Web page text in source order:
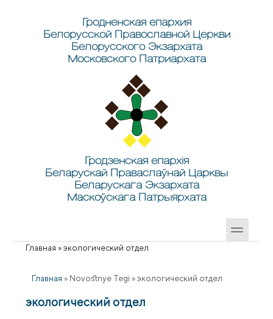
Гродненская епархия
Белорусской Православной Церкви
Белорусского Экзархата
Московского Патриархата
Гродзенская епархія
Беларускай Праваслаўнай Царквы
Беларускага Экзархата
Маскоўскага Патрыярхата
Главная »экологический отдел
Главная » Novostnye Tegi » экологический отдел
экологический отдел